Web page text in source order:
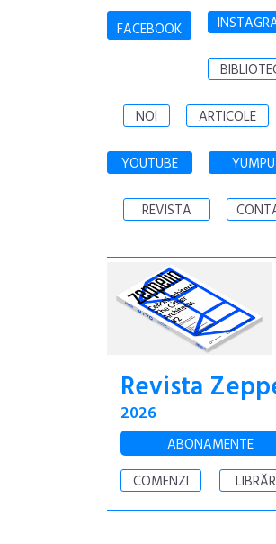
FACEBOOK
NOI ARTICOLE
YOUTUBE YUMPU
REVISTA
Revista
2026
ABONAMENTE
COMENZI